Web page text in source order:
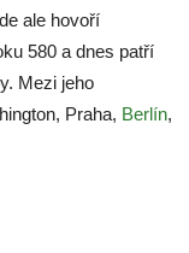
ale hovoří
580 a dnes patří
Mezi jeho
Praha, Berlín,